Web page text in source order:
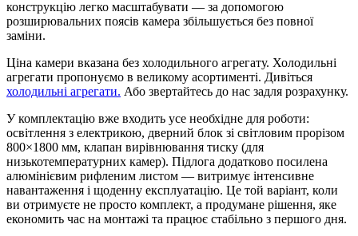
конструкцію легко масштабувати — за допомогою
розширювальних поясів камера збільшується без повної
заміни.
Ціна камери вказана без холодильного агрегату. Холодильні
агрегати пропонуємо в великому асортименті. Дивіться
холодильні агрегати. Або звертайтесь до нас задля розрахунку.
У комплектацію вже входить усе необхідне для роботи:
освітлення з електрикою, дверний блок зі світловим прорізом
800×1800 мм, клапан вирівнювання тиску (для
низькотемпературних камер). Підлога додатково посилена
алюмінієвим рифленим листом — витримує інтенсивне
навантаження і щоденну експлуатацію. Це той варіант, коли
ви отримуєте не просто комплект, а продумане рішення, яке
економить час на монтажі та працює стабільно з першого дня.